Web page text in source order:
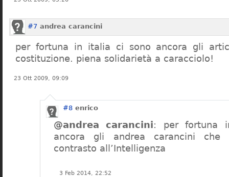
#7 andrea carancini
per fortuna in italia ci sono ancora gli
costituzione. piena solidarietà a caracciolo!
23 Ott 2009, 09:09
#8 enrico
@andrea carancini: per fortuna
ancora gli andrea carancini
contrasto all’Intelligenza
3 Feb 2014, 22:52